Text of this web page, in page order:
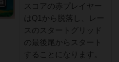
スコアの赤プレイヤー
はQ1から脱落し、レー
スのスタートグリッド
の最後尾からスタート
することになります。